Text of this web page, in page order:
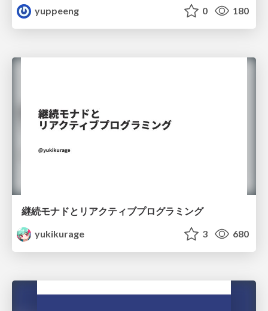
yuppeeng
0 180
継続モナドとリアクティブプログラミング
yukikurage
3 680